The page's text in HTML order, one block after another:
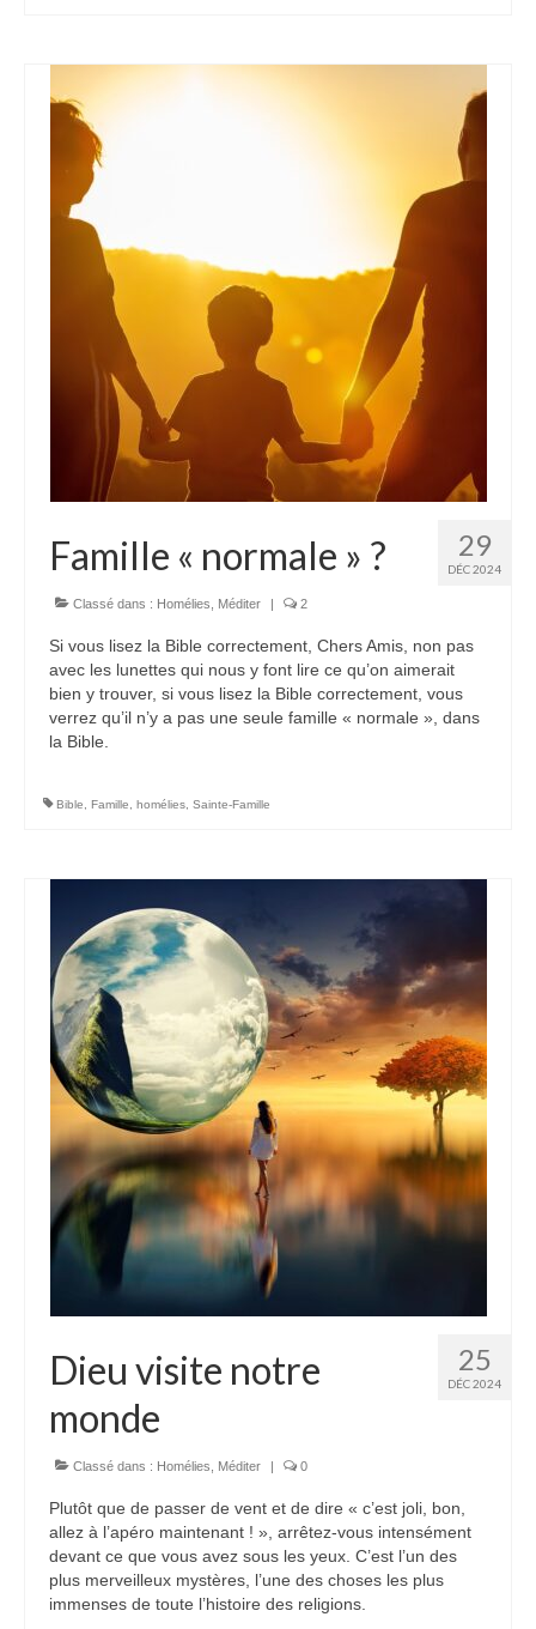
29
DÉC 2024
Famille « normale » ?
Classé dans : Homélies Méditer | 2
Si vous lisez la Bible correctement, Chers Amis, non pas
avec les lunettes qui nous y font lire ce qu’on aimerait
bien y trouver, si vous lisez la Bible correctement, vous
verrez qu’il n’y a pas une seule famille « normale », dans
la Bible.
Bible Famille homélies Sainte-Famille
25
DÉC 2024
Dieu visite notre
monde
Classé dans : Homélies Méditer | 0
Plutôt que de passer de vent et de dire « c’est joli, bon,
allez à l’apéro maintenant ! », arrêtez-vous intensément
devant ce que vous avez sous les yeux. C’est l’un des
plus merveilleux mystères, l’une des choses les plus
immenses de toute l’histoire des religions.